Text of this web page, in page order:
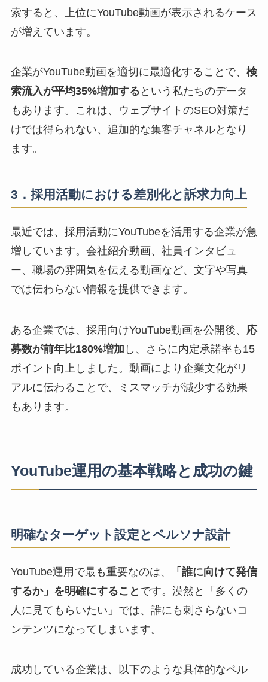
索すると、上位にYouTube動画が表示されるケース
が増えています。
企業がYouTube動画を適切に最適化することで、 検
索流入が平均35%増加する という私たちのデータ
もあります。これは、ウェブサイトのSEO対策だ
けでは得られない、追加的な集客チャネルとなり
ます。
3．採用活動における差別化と訴求力向上
最近では、採用活動にYouTubeを活用する企業が急
増しています。会社紹介動画、社員インタビュ
ー、職場の雰囲気を伝える動画など、文字や写真
では伝わらない情報を提供できます。
ある企業では、採用向けYouTube動画を公開後、 応
募数が前年比180%増加 し、さらに内定承諾率も15
ポイント向上しました。動画により企業文化がリ
アルに伝わることで、ミスマッチが減少する効果
もあります。
YouTube運用の基本戦略と成功の鍵
明確なターゲット設定とペルソナ設計
YouTube運用で最も重要なのは、
「誰に向けて発信
するか」を明確にすること です。漠然と「多くの
人に見てもらいたい」では、誰にも刺さらないコ
ンテンツになってしまいます。
成功している企業は、以下のような具体的なペル